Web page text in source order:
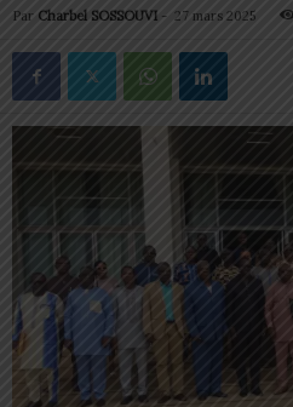
Par Charbel SOSSOUVI - 27 mars 2025